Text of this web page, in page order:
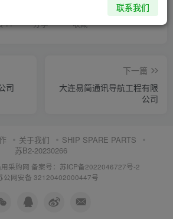
11 分享 收藏
司
下一篇
大连易简通讯导航工程有限
公司
关于我们
SHIP SPARE PARTS
苏B2-20230266
采购网 备案号：苏ICP备2022046727号-2
公网安备 32120402000447号
联系我们